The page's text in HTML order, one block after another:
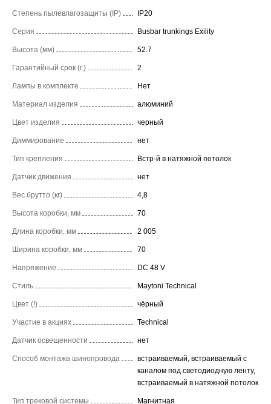
Степень пылевлагозащиты (IP) IP20
Серия Busbar trunkings Exility
Высота (мм) 52.7
Гарантийный срок (г.) 2
Лампы в комплекте Нет
Материал изделия алюминий
Цвет изделия черный
Диммирование нет
Тип крепления Встр-й в натяжной потолок
Датчик движения нет
Вес брутто (кг) 4,8
Высота коробки, мм 70
Длина коробки, мм 2 005
Ширина коробки, мм 70
Напряжение DC 48 V
Стиль Maytoni Technical
Цвет (!) чёрный
Участие в акциях Technical
Датчик освещенности нет
Способ монтажа шинопровода
встраиваемый, встраиваемый с
каналом под светодиодную ленту,
встраиваемый в натяжной потолок
Тип трековой системы Магнитная